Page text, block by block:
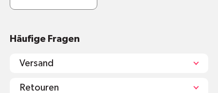
Häufige Fragen
Versand
Retouren